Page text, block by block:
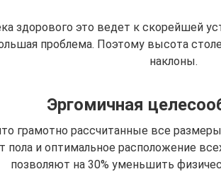
здорового это ведет к скорейшей
проблема. Поэтому высота
наклоны.
Эргомичная
грамотно рассчитанные все
пола и оптимальное расположение
позволяют на 30% уменьшить